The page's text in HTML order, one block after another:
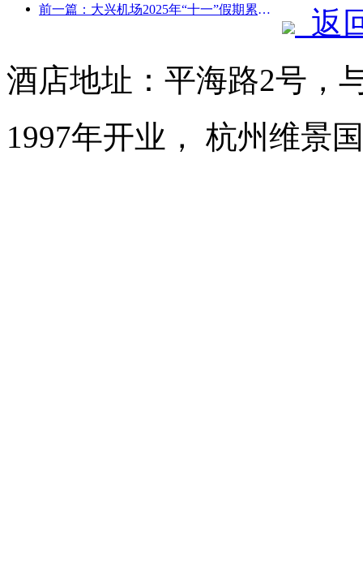
前一篇：大兴机场2025年“十一”假期累计运送旅客130万余人次
返
酒店地址：平海路2号，
1997年开业， 杭州维